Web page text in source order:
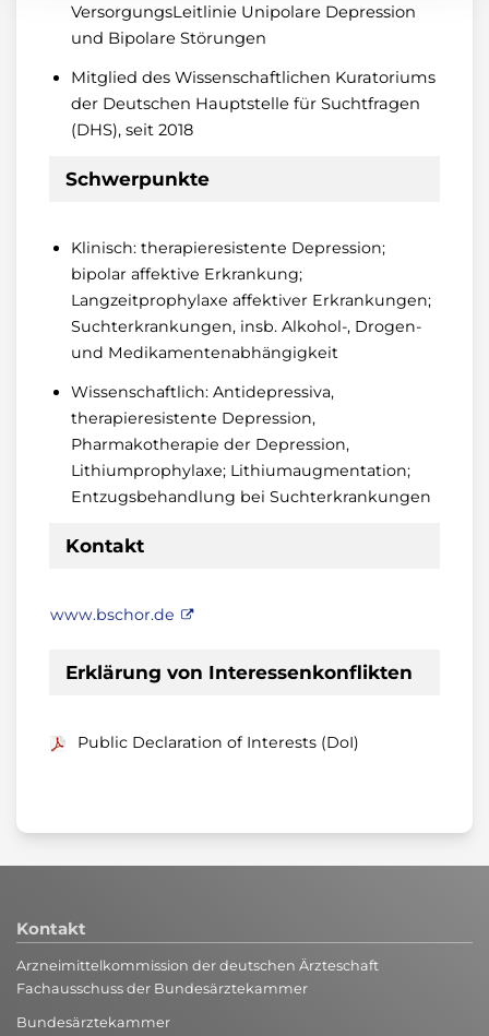
VersorgungsLeitlinie Unipolare Depression
und Bipolare Störungen
Mitglied des Wissenschaftlichen Kuratoriums
der Deutschen Hauptstelle für Suchtfragen
(DHS), seit 2018
Schwerpunkte
Klinisch: therapieresistente Depression;
bipolar affektive Erkrankung;
Langzeitprophylaxe affektiver Erkrankungen;
Suchterkrankungen, insb. Alkohol-, Drogen-
und Medikamentenabhängigkeit
Wissenschaftlich: Antidepressiva,
therapieresistente Depression,
Pharmakotherapie der Depression,
Lithiumprophylaxe; Lithiumaugmentation;
Entzugsbehandlung bei Suchterkrankungen
Kontakt
www.bschor.de
Erklärung von Interessenkonflikten
Public Declaration of Interests (DoI)
Kontakt
Arzneimittelkommission der deutschen Ärzteschaft
Fachausschuss der Bundesärztekammer
Bundesärztekammer